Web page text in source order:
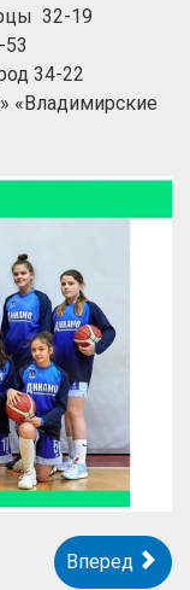
32-19
34-22
Вперед